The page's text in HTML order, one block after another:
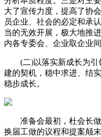
大了宣传力度，提高了协
员企业、社会的必定和承
当的无效开展，极大地推
内各专委会、企业取企业
(二)以落实新成长为引
建的契机，稳中求进、结
稳步成长。
准备会最初，杜会长做
换届工做的议程和提案颠